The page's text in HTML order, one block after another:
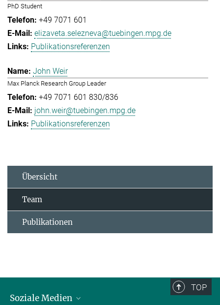
PhD Student
+49 7071 601
elizaveta.selezneva@tuebingen.mpg.de
Publikationsreferenzen
John Weir
Max Planck Research Group Leader
+49 7071 601 830/836
john.weir@tuebingen.mpg.de
Publikationsreferenzen
Übersicht
Team
Publikationen
TOP
Soziale Medien